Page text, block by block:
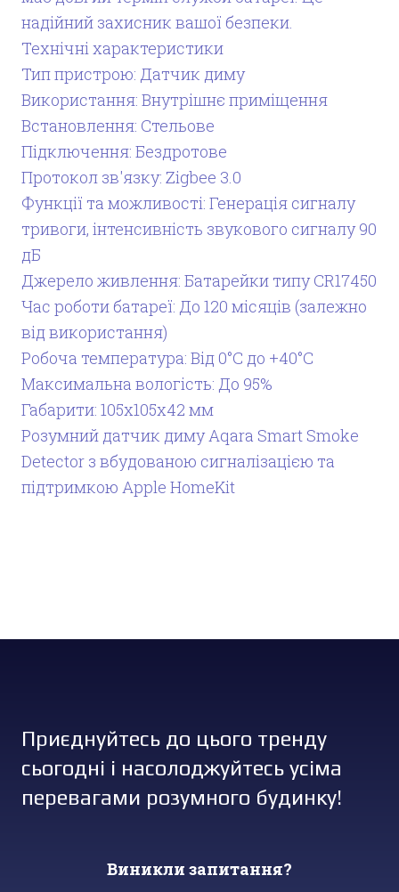
надійний захисник вашої безпеки.
Технічні характеристики
Тип пристрою: Датчик диму
Використання: Внутрішнє приміщення
Встановлення: Стельове
Підключення: Бездротове
Протокол зв'язку: Zigbee 3.0
Функції та можливості: Генерація сигналу
тривоги, інтенсивність звукового сигналу 90
дБ
Джерело живлення: Батарейки типу CR17450
Час роботи батареї: До 120 місяців (залежно
від використання)
Робоча температура: Від 0°C до +40°C
Максимальна вологість: До 95%
Габарити: 105x105x42 мм
Розумний датчик диму Aqara Smart Smoke
Detector з вбудованою сигналізацією та
підтримкою Apple HomeKit
Приєднуйтесь до цього тренду
сьогодні і насолоджуйтесь усіма
перевагами розумного будинку!
Виникли запитання?